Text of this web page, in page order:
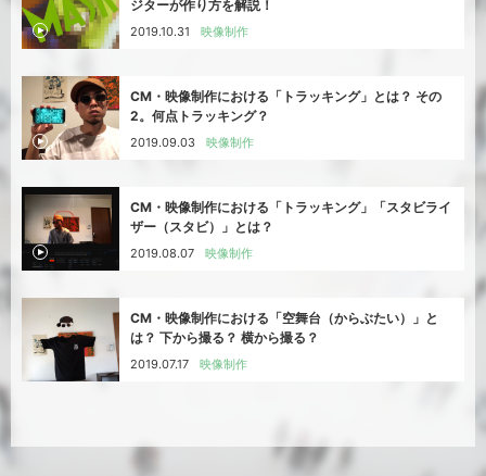
ジターが作り方を解説！
2019.10.31 映像制作
CM・映像制作における「トラッキング」とは？ その
2。何点トラッキング？
2019.09.03 映像制作
CM・映像制作における「トラッキング」「スタビライ
ザー（スタビ）」とは？
2019.08.07 映像制作
CM・映像制作における「空舞台（からぶたい）」と
は？ 下から撮る？ 横から撮る？
2019.07.17 映像制作